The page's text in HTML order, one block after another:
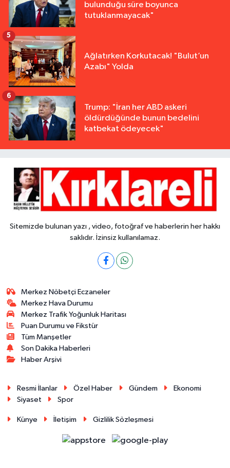
bulunduğu süre boyunca
tutuklanmayacak"
Ağlatırken Korkutacak! "Bulut’un
Azabı" Yolda
5
Trump: "İran her ABD askeri
öldürdüğünde bunun bedelini
katbekat ödeyecek"
6
Sitemizde bulunan yazı , video, fotoğraf ve haberlerin her hakkı
saklıdır. İzinsiz kullanılamaz.
Merkez Nöbetçi Eczaneler
Merkez Hava Durumu
Merkez Trafik Yoğunluk Haritası
Puan Durumu ve Fikstür
Tüm Manşetler
Son Dakika Haberleri
Haber Arşivi
Resmi İlanlar Özel Haber Gündem
Ekonomi
Siyaset
Spor
Künye İletişim Gizlilik Sözleşmesi